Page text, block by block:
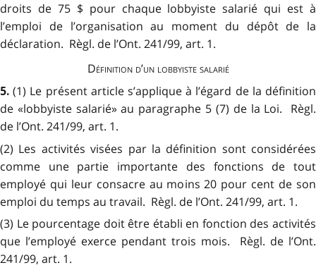
droits de 75 $ pour chaque lobbyiste salarié qui est à
l’emploi de l’organisation au moment du dépôt de la
déclaration. Règl. de l’Ont. 241/99, art. 1.
Définition d’un lobbyiste salarié
5.(1) Le présent article s’applique à l’égard de la définition
de «lobbyiste salarié» au paragraphe 5 (7) de la Loi. Règl.
de l’Ont. 241/99, art. 1.
(2) Les activités visées par la définition sont considérées
comme une partie importante des fonctions de tout
employé qui leur consacre au moins 20 pour cent de son
emploi du temps au travail. Règl. de l’Ont. 241/99, art. 1.
(3) Le pourcentage doit être établi en fonction des activités
que l’employé exerce pendant trois mois. Règl. de l’Ont.
241/99, art. 1.